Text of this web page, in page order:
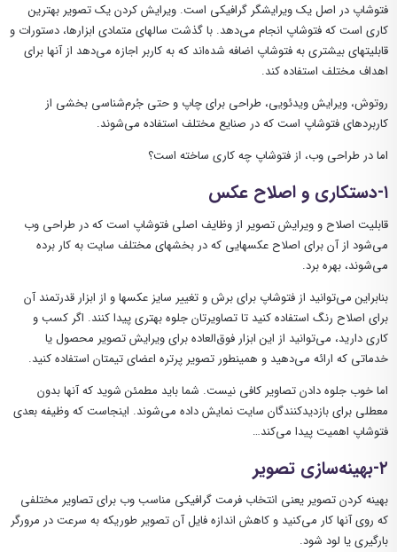
فتوشاپ در اصل یک ویرایشگر گرافیکی است. ویرایش کردن یک تصویر بهترین
کاری است که فتوشاپ انجام می‌دهد. با گذشت سالهای متمادی ابزارها، دستورات و
قابلیتهای بیشتری به فتوشاپ اضافه شده‌اند که به کاربر اجازه می‌دهد از آنها برای
اهداف مختلف استفاده کند.
روتوش، ویرایش ویدئویی، طراحی برای چاپ و حتی جُرم‌شناسی بخشی از
کاربردهای فتوشاپ است که در صنایع مختلف استفاده می‌شوند.
اما در طراحی وب، از فتوشاپ چه کاری ساخته است؟
۱-دستکاری و اصلاح عکس
قابلیت اصلاح و ویرایش تصویر از وظایف اصلی فتوشاپ است که در طراحی وب
می‌شود از آن برای اصلاح عکسهایی که در بخشهای مختلف سایت به کار برده
می‌شوند، بهره برد.
بنابراین می‌توانید از فتوشاپ برای برش و تغییر سایز عکسها و از ابزار قدرتمند آن
برای اصلاح رنگ استفاده کنید تا تصاویرتان جلوه بهتری پیدا کنند. اگر کسب و
کاری دارید، می‌توانید از این ابزار فوق‌العاده برای ویرایش تصویر محصول یا
خدماتی که ارائه می‌دهید و همینطور تصویر پرتره اعضای تیمتان استفاده کنید.
اما خوب جلوه دادن تصاویر کافی نیست. شما باید مطمئن شوید که آنها بدون
معطلی برای بازدیدکنندگان سایت نمایش داده می‌شوند. اینجاست که وظیفه بعدی
فتوشاپ اهمیت پیدا می‌کند…
۲-بهینه‌سازی تصویر
بهینه کردن تصویر یعنی انتخاب فرمت گرافیکی مناسب وب برای تصاویر مختلفی
که روی‌ آنها کار می‌کنید و کاهش اندازه فایل آن تصویر طوریکه به سرعت در مرورگر
بارگیری یا لود شود.